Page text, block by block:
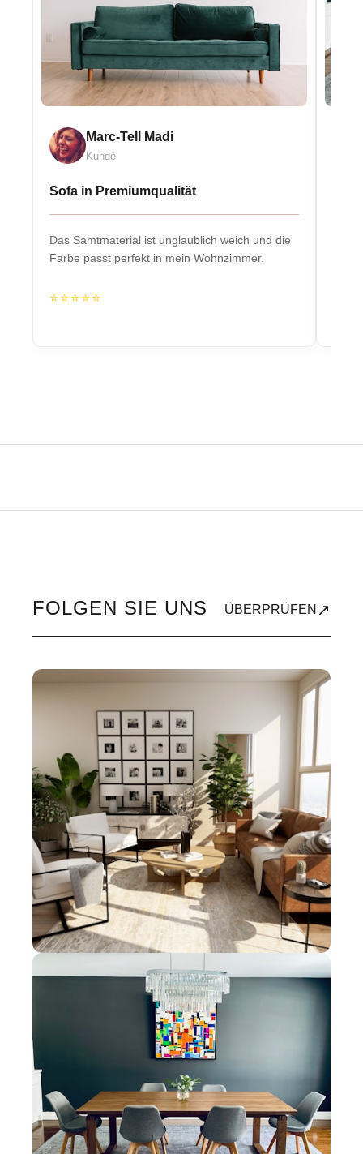
Marc-Tell Madi
Kunde
Sofa in Premiumqualität
Das Samtmaterial ist unglaublich weich und die
Farbe passt perfekt in mein Wohnzimmer.
⭐⭐⭐⭐⭐
FOLGEN SIE UNS ÜBERPRÜFEN ↗